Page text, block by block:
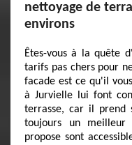
nettoyage de
environs
Êtes-vous à la quête
tarifs pas chers pour
facade est ce qu'il
à Jurvielle lui font
terrasse, car il prend
toujours un
propose sont